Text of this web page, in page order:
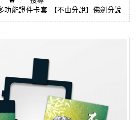
能證件卡套-【不由分說】佛劍分說